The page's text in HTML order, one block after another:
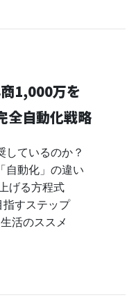
1,000万を
全自動化戦略
しているのか？
自動化」の違い
げる方程式
指すステップ
活のススメ